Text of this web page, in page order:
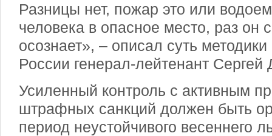
Разницы нет, пожар это или
человека в опасное место, раз он
осознает», – описал суть
России генерал-лейтенант Сергей
Усиленный контроль с активным
штрафных санкций должен быть
период неустойчивого весеннего